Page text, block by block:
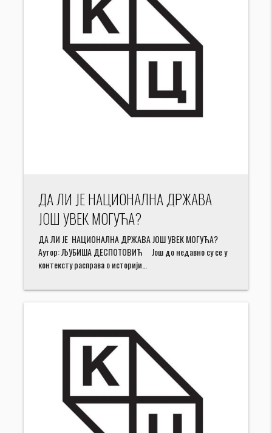
ДА ЛИ ЈЕ НАЦИОНАЛНА ДРЖАВА
ЈОШ УВЕК МОГУЋА?
ДА ЛИ ЈЕ НАЦИОНАЛНА ДРЖАВА ЈОШ УВЕК МОГУЋА?
Аутор: ЉУБИША ДЕСПОТОВИЋ Још до недавно су се у
контексту расправа о историји…